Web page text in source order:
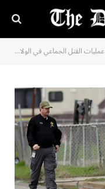
عمليات القتل الجماعي في الولايات المتحدة سجلت وتيرة قياسية في عام 2023، مع 88 قتيلًا في 111 يومًا